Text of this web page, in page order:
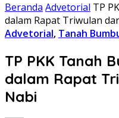
Beranda Advetorial TP
dalam Rapat Triwulan
Advetorial, Tanah
TP PKK Tanah
dalam Rapat
Nabi